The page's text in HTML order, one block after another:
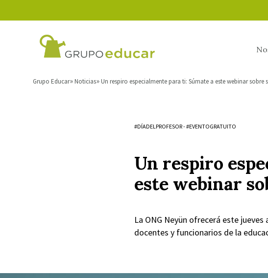
Grupo Educar Noticias Un respiro especialmente para ti: Súmate a este webinar
#DÍADELPROFESOR-#EVENTOGRATUITO
Un respiro
este webinar
La ONG Neyün ofrecerá este
docentes y funcionarios de la